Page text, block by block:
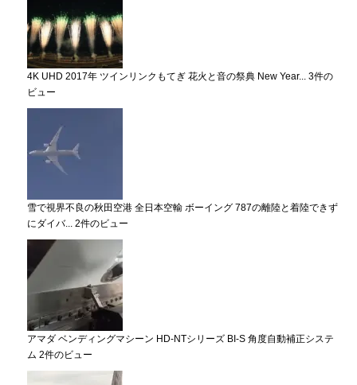
4K UHD 2017年 ツインリンクもてぎ 花火と音の祭典 New Year... 3件の
ビュー
雪で視界不良の秋田空港 全日本空輸 ボーイング 787の離陸と着陸できず
にダイバ... 2件のビュー
アマダ ベンディングマシーン HD-NTシリーズ BI-S 角度自動補正システ
ム 2件のビュー